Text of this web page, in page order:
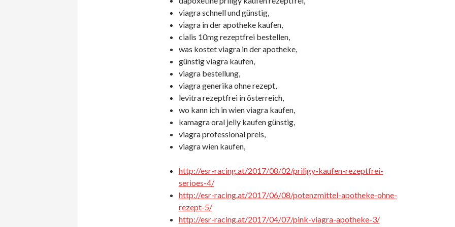
viagra schnell und günstig,
viagra in der apotheke kaufen,
cialis 10mg rezeptfrei bestellen,
was kostet viagra in der apotheke,
günstig viagra kaufen,
viagra bestellung,
viagra generika ohne rezept,
levitra rezeptfrei in österreich,
wo kann ich in wien viagra kaufen,
kamagra oral jelly kaufen günstig,
viagra professional preis,
viagra wien kaufen,
http://esr-racing.at/2017/08/02/priligy-kaufen-rezeptfrei-
serioes-4/
http://esr-racing.at/2017/06/08/potenzmittel-apotheke-ohne-
rezept-5/
http://esr-racing.at/2017/04/07/pink-viagra-apotheke-3/